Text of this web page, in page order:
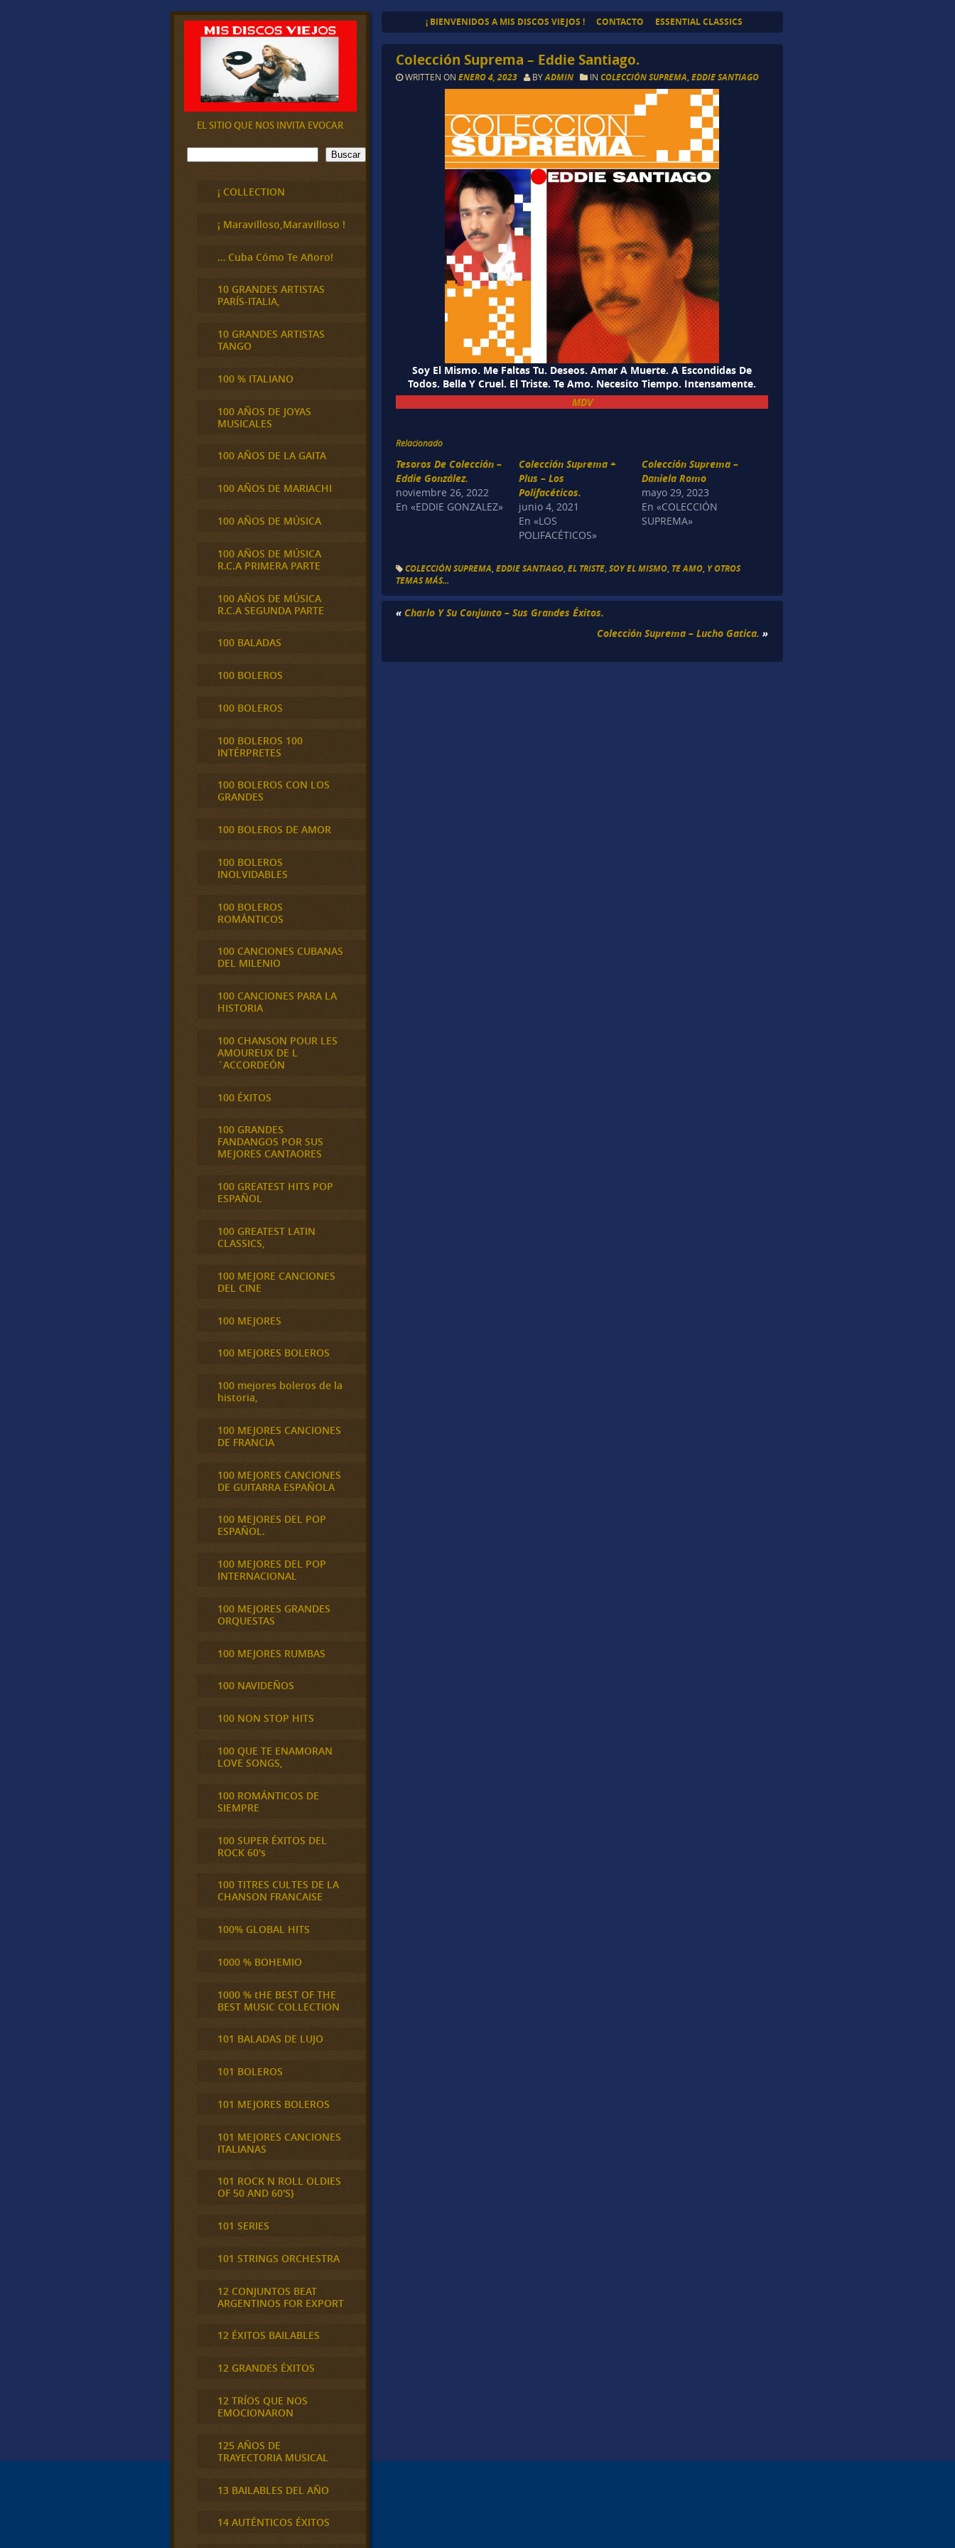
¡ BIENVENIDOS A MIS DISCOS VIEJOS ! CONTACTO ESSENTIAL CLASSICS
Colección Suprema – Eddie Santiago.
WRITTEN ONENERO 4, 2023 BYADMIN INCOLECCIÓN SUPREMA ,EDDIE SANTIAGO
Soy El Mismo. Me Faltas Tu. Deseos. Amar A Muerte. A Escondidas De
Todos. Bella Y Cruel. El Triste. Te Amo. Necesito Tiempo. Intensamente.
MDV
Relacionado
Tesoros De Colección –
Eddie González.
noviembre 26, 2022
En «EDDIE GONZALEZ»
Colección Suprema +
Plus – Los
Polifacéticos.
junio 4, 2021
En «LOS
POLIFACÉTICOS»
Colección Suprema –
Daniela Romo
mayo 29, 2023
En «COLECCIÓN
SUPREMA»
COLECCIÓN SUPREMA ,EDDIE SANTIAGO ,EL TRISTE ,SOY EL MISMO TE AMO Y OTROS
TEMAS MÁS...
« Charlo Y Su Conjunto – Sus Grandes Éxitos.
Colección Suprema – Lucho Gatica. »
EL SITIO QUE NOS INVITA EVOCAR
B
u
Buscar
¡ COLLECTION
¡ Maravilloso,Maravilloso !
… Cuba Cómo Te Añoro!
10 GRANDES ARTISTAS
PARÍS-ITALIA,
10 GRANDES ARTISTAS
TANGO
100 % ITALIANO
100 AÑOS DE JOYAS
MUSICALES
100 AÑOS DE LA GAITA
100 AÑOS DE MARIACHI
100 AÑOS DE MÚSICA
100 AÑOS DE MÚSICA
R.C.A PRIMERA PARTE
100 AÑOS DE MÚSICA
R.C.A SEGUNDA PARTE
100 BALADAS
100 BOLEROS
100 BOLEROS
100 BOLEROS 100
INTÉRPRETES
100 BOLEROS CON LOS
GRANDES
100 BOLEROS DE AMOR
100 BOLEROS
INOLVIDABLES
100 BOLEROS
ROMÁNTICOS
100 CANCIONES CUBANAS
DEL MILENIO
100 CANCIONES PARA LA
HISTORIA
100 CHANSON POUR LES
AMOUREUX DE L
´ACCORDEÓN
100 ÉXITOS
100 GRANDES
FANDANGOS POR SUS
MEJORES CANTAORES
100 GREATEST HITS POP
ESPAÑOL
100 GREATEST LATIN
CLASSICS,
100 MEJORE CANCIONES
DEL CINE
100 MEJORES
100 MEJORES BOLEROS
100 mejores boleros de la
historia,
100 MEJORES CANCIONES
DE FRANCIA
100 MEJORES CANCIONES
DE GUITARRA ESPAÑOLA
100 MEJORES DEL POP
ESPAÑOL.
100 MEJORES DEL POP
INTERNACIONAL
100 MEJORES GRANDES
ORQUESTAS
100 MEJORES RUMBAS
100 NAVIDEÑOS
100 NON STOP HITS
100 QUE TE ENAMORAN
LOVE SONGS,
100 ROMÁNTICOS DE
SIEMPRE
100 SUPER ÉXITOS DEL
ROCK 60's
100 TITRES CULTES DE LA
CHANSON FRANCAISE
100% GLOBAL HITS
1000 % BOHEMIO
1000 % tHE BEST OF THE
BEST MUSIC COLLECTION
101 BALADAS DE LUJO
101 BOLEROS
101 MEJORES BOLEROS
101 MEJORES CANCIONES
ITALIANAS
101 ROCK N ROLL OLDIES
OF 50 AND 60'S}
101 SERIES
101 STRINGS ORCHESTRA
12 CONJUNTOS BEAT
ARGENTINOS FOR EXPORT
12 ÉXITOS BAILABLES
12 GRANDES ÉXITOS
12 TRÍOS QUE NOS
EMOCIONARON
125 AÑOS DE
TRAYECTORIA MUSICAL
13 BAILABLES DEL AÑO
14 AUTÉNTICOS ÉXITOS